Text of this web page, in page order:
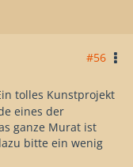
#56
tolles Kunstprojekt
eines der
ganze Murat ist
bitte ein wenig